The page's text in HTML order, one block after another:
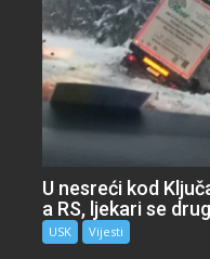
U nesreći kod
a RS, ljekari se
USK Vijesti